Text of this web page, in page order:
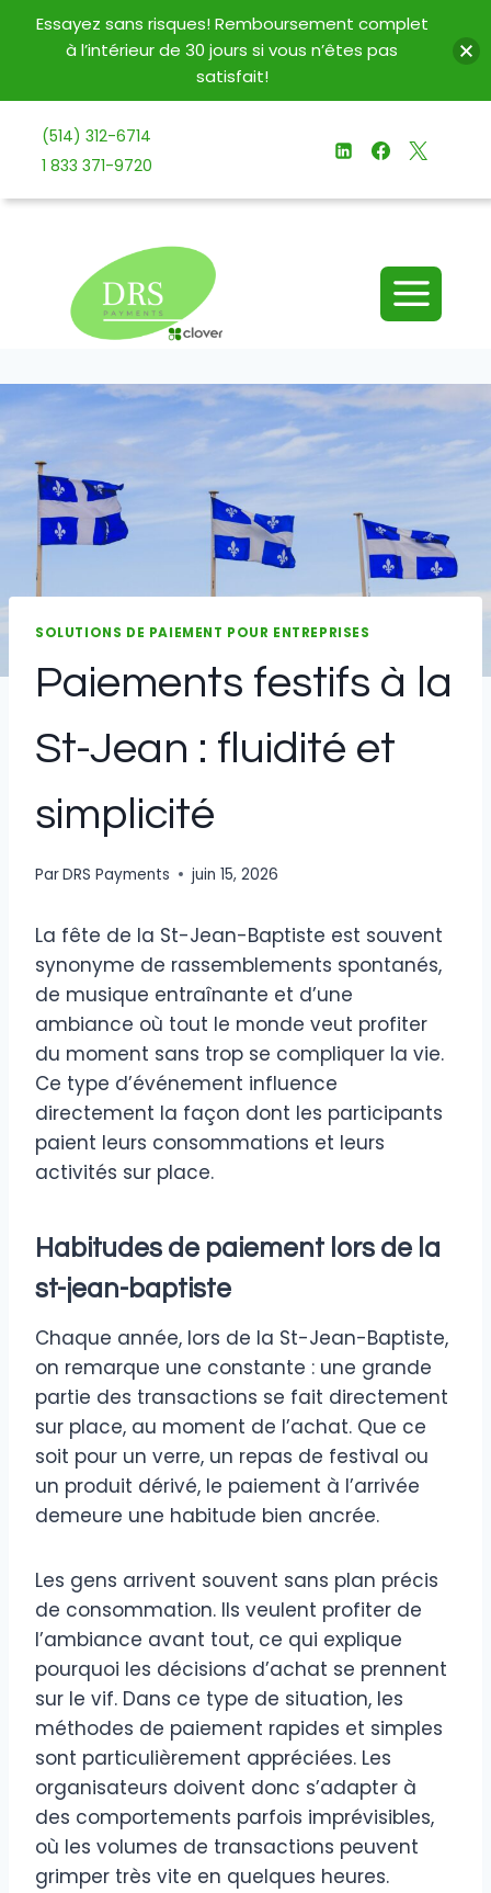
contenu
(514) 312-6714
1 833 371-9720
SOLUTIONS DE PAIEMENT POUR ENTREPRISES
Paiements festifs à la
St-Jean : fluidité et
simplicité
ParDRS Payments juin 15, 2026
La fête de la St-Jean-Baptiste est souvent
synonyme de rassemblements spontanés,
de musique entraînante et d’une
ambiance où tout le monde veut profiter
du moment sans trop se compliquer la vie.
Ce type d’événement influence
directement la façon dont les participants
paient leurs consommations et leurs
activités sur place.
Habitudes de paiement lors de la
st-jean-baptiste
Chaque année, lors de la St-Jean-Baptiste,
on remarque une constante : une grande
partie des transactions se fait directement
sur place, au moment de l’achat. Que ce
soit pour un verre, un repas de festival ou
un produit dérivé, le paiement à l’arrivée
demeure une habitude bien ancrée.
Les gens arrivent souvent sans plan précis
de consommation. Ils veulent profiter de
l’ambiance avant tout, ce qui explique
pourquoi les décisions d’achat se prennent
sur le vif. Dans ce type de situation, les
méthodes de paiement rapides et simples
sont particulièrement appréciées. Les
organisateurs doivent donc s’adapter à
des comportements parfois imprévisibles,
où les volumes de transactions peuvent
grimper très vite en quelques heures.
Essayez sans risques! Remboursement complet
à l’intérieur de 30 jours si vous n’êtes pas
satisfait!